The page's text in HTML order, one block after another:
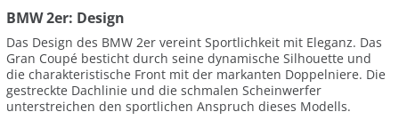
BMW 2er: Design
Das Design des BMW 2er vereint Sportlichkeit mit Eleganz. Das
Gran Coupé besticht durch seine dynamische Silhouette und
die charakteristische Front mit der markanten Doppelniere. Die
gestreckte Dachlinie und die schmalen Scheinwerfer
unterstreichen den sportlichen Anspruch dieses Modells.